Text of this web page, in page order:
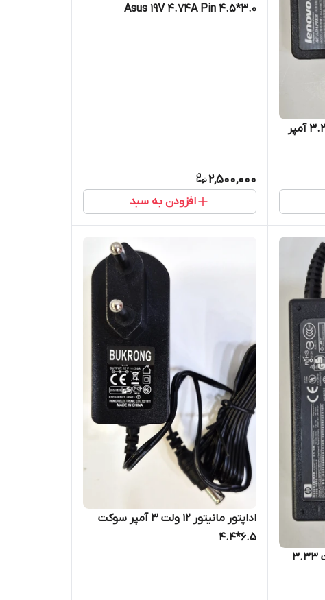
شارژر لپ تاپ لنوو 20 ولت 3.25 آمپر
Asus 19V 4.74A Pin 4.5*3.0
2,500,000
افزودن به سبد
شارژر لپ تاپ اچ پی 19.5 ولت 3.33
اداپتور مانیتور 12 ولت 3 آمپر سوکت
6.5*4.4